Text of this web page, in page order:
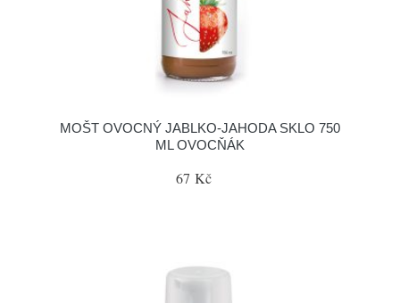
MOŠT OVOCNÝ JABLKO-JAHODA SKLO 750
ML OVOCŇÁK
67 Kč